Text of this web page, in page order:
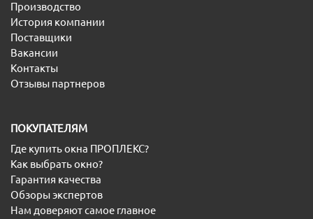
Производство
История компании
Поставщики
Вакансии
Контакты
Отзывы партнеров
ПОКУПАТЕЛЯМ
Где купить окна ПРОПЛЕКС?
Как выбрать окно?
Гарантия качества
Обзоры экспертов
Нам доверяют самое главное